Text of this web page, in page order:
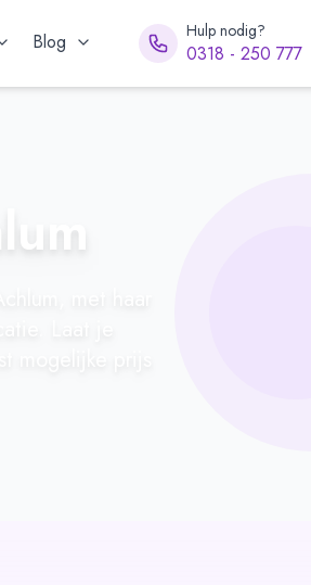
Blog Hulp nodig?
0318 - 250 777